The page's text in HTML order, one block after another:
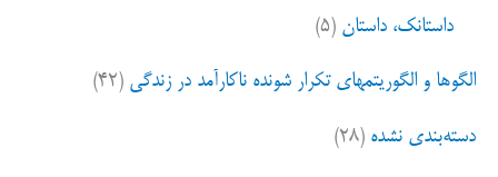
داستانک، داستان (۵)
الگوها و الگوریتمهای تکرار شونده ناکارآمد در زندگی (۴۲)
دسته‌بندی نشده (۲۸)